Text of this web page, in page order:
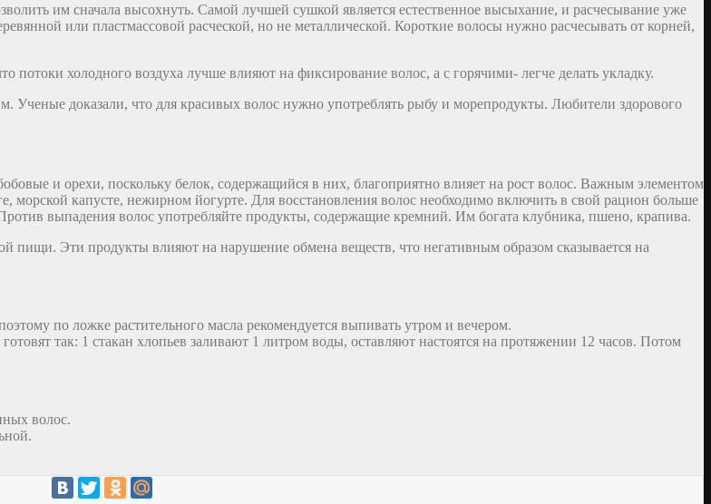
им сначала высохнуть. Самой лучшей сушкой является естественное высыхание, и расчесывание уже
или пластмассовой расческой, но не металлической. Короткие волосы нужно расчесывать от корней,
холодного воздуха лучше влияют на фиксирование волос, а с горячими- легче делать укладку.
доказали, что для красивых волос нужно употреблять рыбу и морепродукты. Любители здорового
и орехи, поскольку белок, содержащийся в них, благоприятно влияет на рост волос. Важным элементом
морской капусте, нежирном йогурте. Для восстановления волос необходимо включить в свой рацион больше
выпадения волос употребляйте продукты, содержащие кремний. Им богата клубника, пшено, крапива.
Эти продукты влияют на нарушение обмена веществ, что негативным образом сказывается на
по ложке растительного масла рекомендуется выпивать утром и вечером.
так: 1 стакан хлопьев заливают 1 литром воды, оставляют настоятся на протяжении 12 часов. Потом
волос.